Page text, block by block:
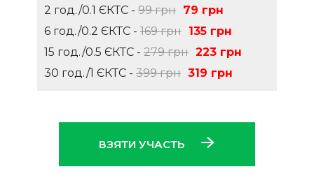
2 год./0.1 ЄКТС - 99 грн 79 грн
6 год./0.2 ЄКТС - 169 грн 135 грн
15 год./0.5 ЄКТС - 279 грн 223 грн
30 год./1 ЄКТС - 399 грн 319 грн
ВЗЯТИ УЧАСТЬ